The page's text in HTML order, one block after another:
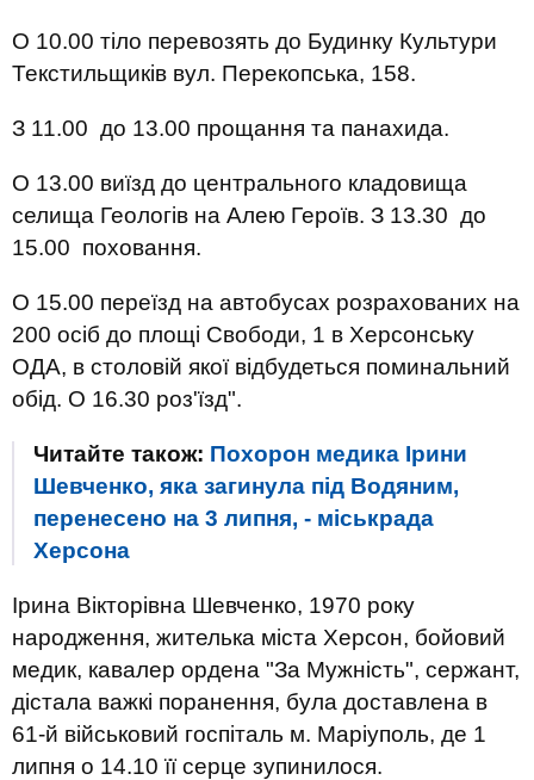
О 10.00 тіло перевозять до Будинку Культури
Текстильщиків вул. Перекопська, 158.
З 11.00 до 13.00 прощання та панахида.
О 13.00 виїзд до центрального кладовища
селища Геологів на Алею Героїв. З 13.30 до
15.00 поховання.
О 15.00 переїзд на автобусах розрахованих на
200 осіб до площі Свободи, 1 в Херсонську
ОДА, в столовій якої відбудеться поминальний
обід. О 16.30 роз'їзд".
Читайте також: Похорон медика Ірини
Шевченко, яка загинула під Водяним,
перенесено на 3 липня, - міськрада
Херсона
Ірина Вікторівна Шевченко, 1970 року
народження, жителька міста Херсон, бойовий
медик, кавалер ордена "За Мужність", сержант,
дістала важкі поранення, була доставлена в
61-й військовий госпіталь м. Маріуполь, де 1
липня о 14.10 її серце зупинилося.